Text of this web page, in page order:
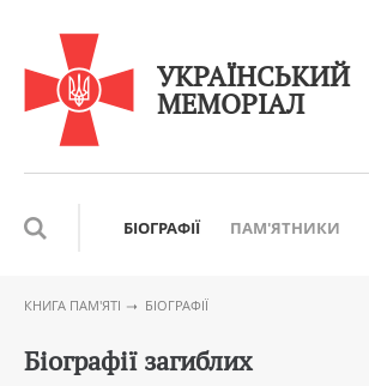
УКРАЇНСЬКИЙ
МЕМОРІАЛ
БІОГРАФІЇ ПАМ'ЯТНИКИ
КНИГА ПАМ′ЯТІ БІОГРАФІЇ
Біографії загиблих